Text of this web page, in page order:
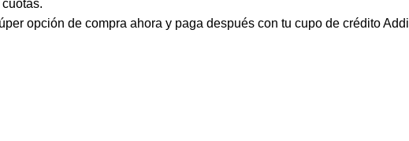
opción de compra ahora y paga después con tu cupo de crédito Addi